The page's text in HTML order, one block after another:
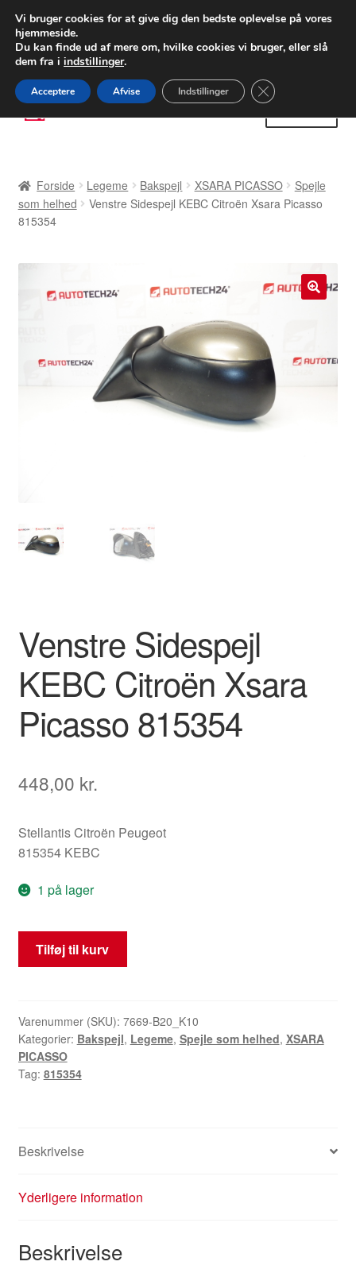
LEVERING fra 55 kr.
FEDEX verdensomspændende forsendelse
80 82 72 02
Spring
til
Spring
til
Betalinger
Kontakte
Om os
Forside Legeme Bakspejl XSARA PICASSO
Spejle
som helhed
Venstre Sidespejl KEBC Citroën Xsara Picasso
815354
Venstre Sidespejl
KEBC Citroën Xsara
Picasso 815354
448,00 kr.
Stellantis Citroën Peugeot
815354 KEBC
1 på lager
Venstre
Sidespejl
Xsara
Picasso
815354
antal
Tilføj til kurv
Varenummer (SKU): 7669-B20_K10
Kategorier: Bakspejl, Legeme, Spejle som helhed, XSARA
PICASSO
Tag: 815354
Beskrivelse
Yderligere information
Beskrivelse
Vi bruger cookies for at give dig den bedste oplevelse på vores
hjemmeside.
Du kan finde ud af mere om, hvilke cookies vi bruger, eller slå
dem fra i indstillinger.
Acceptere Afvise Indstillinger Close GDPR